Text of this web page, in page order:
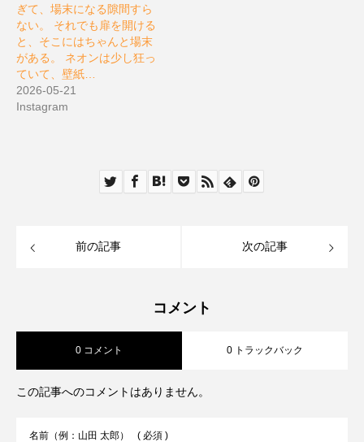
ぎて、場末になる隙間すら
ない。 それでも扉を開ける
と、そこにはちゃんと場末
がある。 ネオンは少し狂っ
ていて、壁紙…
2026-05-21
Instagram
前の記事 次の記事
コメント
0 コメント 0 トラックバック
この記事へのコメントはありません。
名前（例：山田 太郎） ( 必須 )